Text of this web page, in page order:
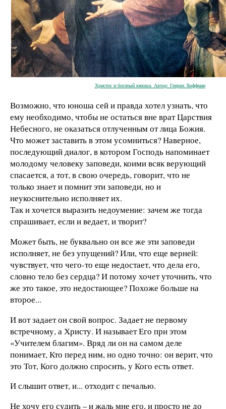
Христос и богатый юноша. Автор: Генрих Хоффман
Возможно, что юноша сей и правда хотел узнать, что
ему необходимо, чтобы не остаться вне врат Царствия
Небесного, не оказаться отлученным от лица Божия.
Что может заставить в этом усомниться? Наверное,
последующий диалог, в котором Господь напоминает
молодому человеку заповеди, коими всяк верующий
спасается, а тот, в свою очередь, говорит, что не
только знает и помнит этизаповеди, но и
неукоснительно исполняет их.
Так и хочется выразить недоумение: зачем же тогда
спрашивает, если и ведает, и творит?
Может быть, не буквально он все же эти заповеди
исполняет, не без упущений? Или, что еще верней:
чувствует, что чего-то еще недостает, что дела его,
словно тело без сердца? И потому хочет уточнить, что
же это такое, это недостающее? Похоже больше на
второе...
И вот задает он свой вопрос. Задает не первому
встречному, а Христу. И называет Его при этом
«Учителем благим». Вряд ли он на самом деле
понимает, Кто перед ним, но одно точно: он верит, что
это Тот, Кого должно спросить, у Кого есть ответ.
И слышит ответ, и... отходит с печалью.
Не хочу его судить – и жаль мне его, и просто не до